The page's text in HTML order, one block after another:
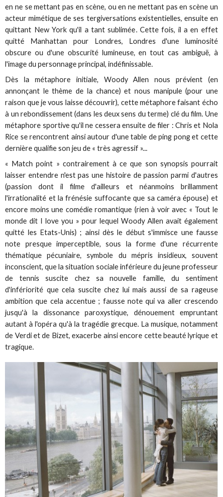
en ne se mettant pas en scène, ou en ne mettant pas en scène un
acteur mimétique de ses tergiversations existentielles, ensuite en
quittant New York qu'il a tant sublimée. Cette fois, il a en effet
quitté Manhattan pour Londres, Londres d'une luminosité
obscure ou d'une obscurité lumineuse, en tout cas ambiguë, à
l'image du personnage principal, indéfinissable.
Dès la métaphore initiale, Woody Allen nous prévient (en
annonçant le thème de la chance) et nous manipule (pour une
raison que je vous laisse découvrir), cette métaphore faisant écho
à un rebondissement (dans les deux sens du terme) clé du film. Une
métaphore sportive qu'il ne cessera ensuite de filer : Chris et Nola
Rice se rencontrent ainsi autour d'une table de ping pong et cette
dernière qualifie son jeu de « très agressif »...
« Match point » contrairement à ce que son synopsis pourrait
laisser entendre n'est pas une histoire de passion parmi d'autres
(passion dont il filme d'ailleurs et néanmoins brillamment
l'irrationalité et la frénésie suffocante que sa caméra épouse) et
encore moins une comédie romantique (rien à voir avec « Tout le
monde dit I love you » pour lequel Woody Allen avait également
quitté les Etats-Unis) ; ainsi dès le début s'immisce une fausse
note presque imperceptible, sous la forme d'une récurrente
thématique pécuniaire, symbole du mépris insidieux, souvent
inconscient, que la situation sociale inférieure du jeune professeur
de tennis suscite chez sa nouvelle famille, du sentiment
d'infériorité que cela suscite chez lui mais aussi de sa rageuse
ambition que cela accentue ; fausse note qui va aller crescendo
jusqu'à la dissonance paroxystique, dénouement empruntant
autant à l'opéra qu'à la tragédie grecque. La musique, notamment
de Verdi et de Bizet, exacerbe ainsi encore cette beauté lyrique et
tragique.